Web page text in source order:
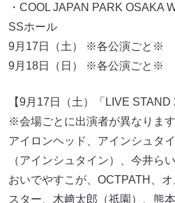
開催時間： ※各会場ごとに時間
・大阪城ホール
9月17日（土）：LIVE STAND
開場15:00／開演16:30／終演20:00
開場10:30／開演12:00／終演20:00
・COOL JAPAN PARK OSAKA
SSホール
9月17日（土） ※各公演ごと※
9月18日（日） ※各公演ごと※